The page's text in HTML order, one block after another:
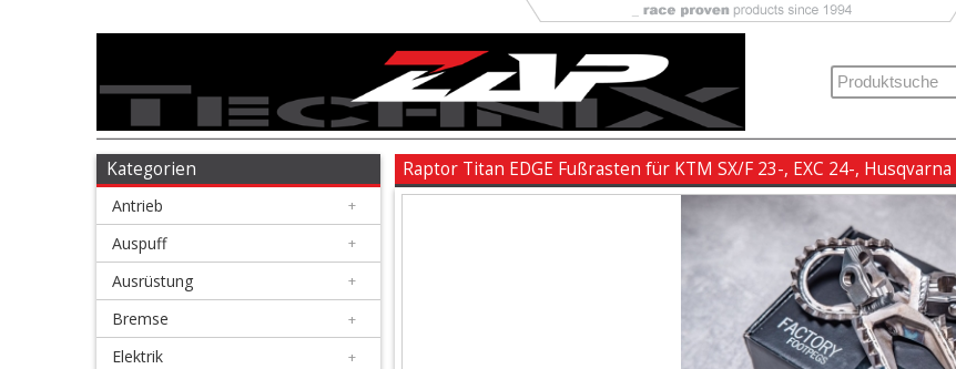
Antrieb
Auspuff
Ausrüstung
Bremse
Kategorien
Antrieb +
Auspuff +
Ausrüstung +
Bremse +
Elektrik +
Raptor Titan EDGE Fußrasten für KTM SX/F 23-, EXC 24-, Husqvarna